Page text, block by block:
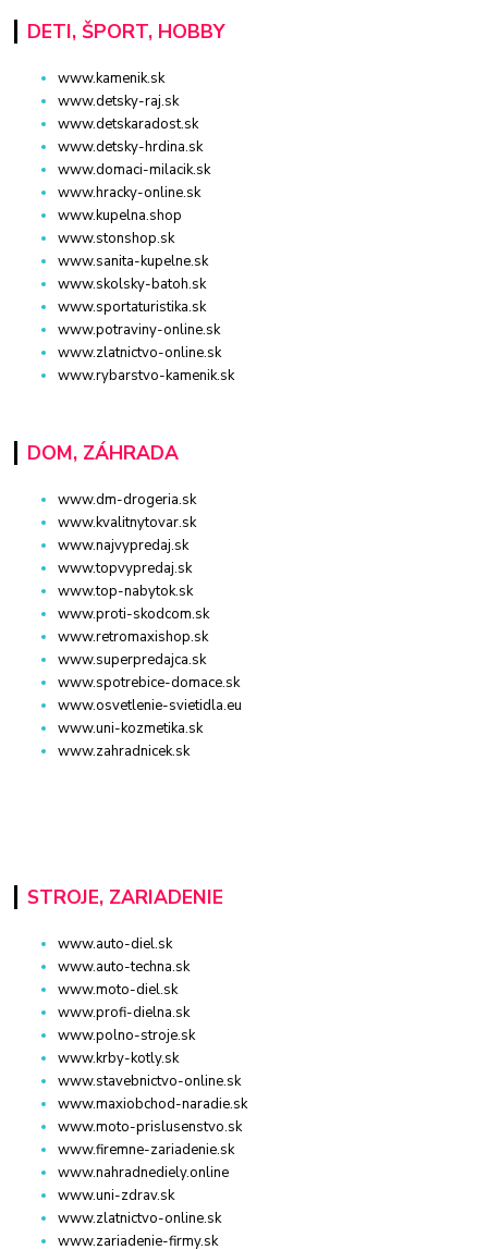
DETI, ŠPORT, HOBBY
www.kamenik.sk
www.detsky-raj.sk
www.detskaradost.sk
www.detsky-hrdina.sk
www.domaci-milacik.sk
www.hracky-online.sk
www.kupelna.shop
www.stonshop.sk
www.sanita-kupelne.sk
www.skolsky-batoh.sk
www.sportaturistika.sk
www.potraviny-online.sk
www.zlatnictvo-online.sk
www.rybarstvo-kamenik.sk
DOM, ZÁHRADA
www.dm-drogeria.sk
www.kvalitnytovar.sk
www.najvypredaj.sk
www.topvypredaj.sk
www.top-nabytok.sk
www.proti-skodcom.sk
www.retromaxishop.sk
www.superpredajca.sk
www.spotrebice-domace.sk
www.osvetlenie-svietidla.eu
www.uni-kozmetika.sk
www.zahradnicek.sk
STROJE, ZARIADENIE
www.auto-diel.sk
www.auto-techna.sk
www.moto-diel.sk
www.profi-dielna.sk
www.polno-stroje.sk
www.krby-kotly.sk
www.stavebnictvo-online.sk
www.maxiobchod-naradie.sk
www.moto-prislusenstvo.sk
www.firemne-zariadenie.sk
www.nahradnediely.online
www.uni-zdrav.sk
www.zlatnictvo-online.sk
www.zariadenie-firmy.sk